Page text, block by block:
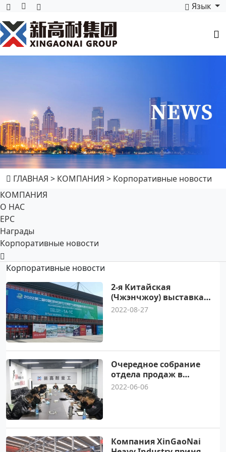
Язык
ГЛАВНАЯ > КОМПАНИЯ > Корпоративные новости
КОМПАНИЯ
О НАС
EPC
Награды
Корпоративные новости
Корпоративные новости
2-я Китайская
(Чжэнчжоу) выставка
песка и камня в 2022
2022-08-27
Очередное собрание
отдела продаж в
декабре 2022 г
2022-06-06
Компания XinGaoNai